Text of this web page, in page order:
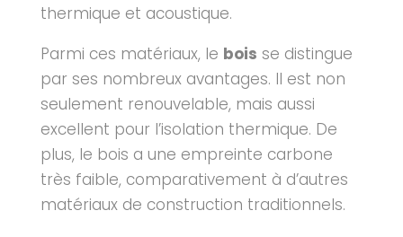
thermique et acoustique.
Parmi ces matériaux, le bois se distingue
par ses nombreux avantages. Il est non
seulement renouvelable, mais aussi
excellent pour l’isolation thermique. De
plus, le bois a une empreinte carbone
très faible, comparativement à d’autres
matériaux de construction traditionnels.